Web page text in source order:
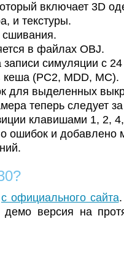
включает 3D
и текстуры.
в файлах OBJ.
симуляции с
(PC2, MDD, MC).
для выделенных
теперь следует
клавишами 1, 2,
ошибок и добавлено
с официального сайта.
версия на